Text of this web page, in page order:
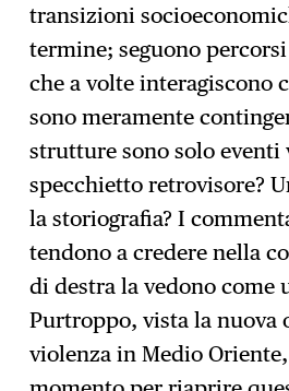
transizioni
termine; seguono
che a volte interagiscono
sono meramente
strutture sono solo eventi
specchietto retrovisore?
la storiografia? I
tendono a credere nella
di destra la vedono come
Purtroppo, vista la nuova
violenza in Medio